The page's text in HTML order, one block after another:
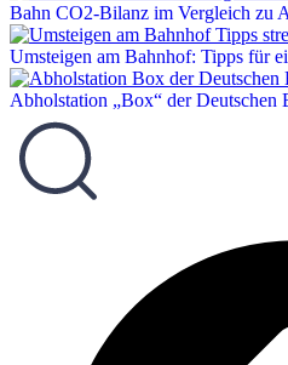
Bahn CO2-Bilanz im Vergleich zu
Umsteigen am Bahnhof: Tipps für
Abholstation „Box“ der Deutschen